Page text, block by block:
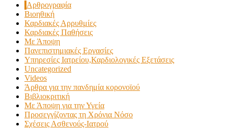
Αρθρογραφία
Βιοηθική
Καρδιακές Αρρυθμίες
Καρδιακές Παθήσεις
Με Άποψη
Πανεπιστημιακές Εργασίες
Υπηρεσίες Ιατρείου,Καρδιολογικές Εξετάσεις
Uncategorized
Videos
Άρθρα για την πανδημία κορονοϊού
Βιβλιοκριτική
Με Άποψη για την Υγεία
Προσεγγίζοντας τη Χρόνια Νόσο
Σχέσεις Ασθενούς-Ιατρού